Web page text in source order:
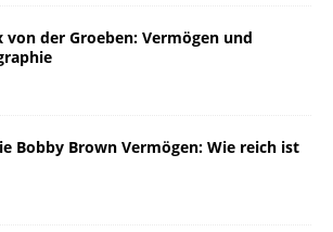
von der Groeben: Vermögen und
Bobby Brown Vermögen: Wie reich ist